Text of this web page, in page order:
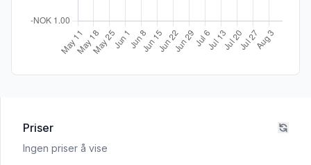
Priser
Ingen priser å vise